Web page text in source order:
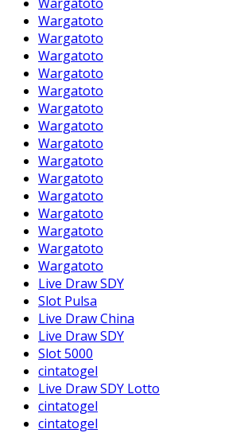
Wargatoto
Wargatoto
Wargatoto
Wargatoto
Wargatoto
Wargatoto
Wargatoto
Wargatoto
Wargatoto
Wargatoto
Wargatoto
Wargatoto
Wargatoto
Wargatoto
Wargatoto
Live Draw SDY
Slot Pulsa
Live Draw China
Live Draw SDY
Slot 5000
cintatogel
Live Draw SDY Lotto
cintatogel
cintatogel